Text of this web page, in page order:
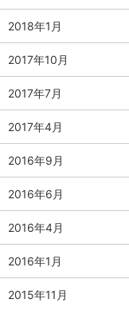
2018年1月
2017年10月
2017年7月
2017年4月
2016年9月
2016年6月
2016年4月
2016年1月
2015年11月